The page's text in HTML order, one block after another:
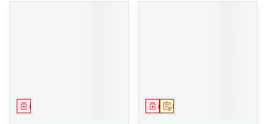
Médicament Sur prescription
Médicament